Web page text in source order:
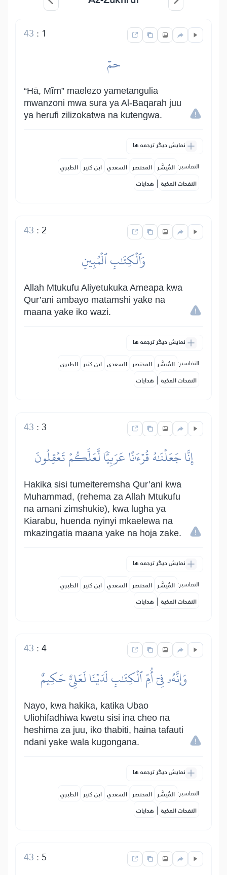
1
:
43
حمٓ
“Hā, Mĩm” maelezo yametangulia
mwanzoni mwa sura ya Al-Baqarah juu
ya herufi zilizokatwa na kutengwa.
نمایش دیگر ترجمه ها
التفاسير: المُيسَّر المختصر السعدي ابن كثير الطبري
النفحات المكية | هدايات
2
:
43
وَٱلۡكِتَٰبِ ٱلۡمُبِينِ
Allah Mtukufu Aliyetukuka Ameapa kwa
Qur’ani ambayo matamshi yake na
maana yake iko wazi.
نمایش دیگر ترجمه ها
التفاسير: المُيسَّر المختصر السعدي ابن كثير الطبري
النفحات المكية | هدايات
3
:
43
إِنَّا جَعَلۡنَٰهُ قُرۡءَٰنًا عَرَبِيّٗا لَّعَلَّكُمۡ تَعۡقِلُونَ
Hakika sisi tumeiteremsha Qur’ani kwa
Muhammad, (rehema za Allah Mtukufu
na amani zimshukie), kwa lugha ya
Kiarabu, huenda nyinyi mkaelewa na
mkazingatia maana yake na hoja zake.
نمایش دیگر ترجمه ها
التفاسير: المُيسَّر المختصر السعدي ابن كثير الطبري
النفحات المكية | هدايات
4
:
43
وَإِنَّهُۥ فِيٓ أُمِّ ٱلۡكِتَٰبِ لَدَيۡنَا لَعَلِيٌّ حَكِيمٌ
Nayo, kwa hakika, katika Ubao
Uliohifadhiwa kwetu sisi ina cheo na
heshima za juu, iko thabiti, haina tafauti
ndani yake wala kugongana.
نمایش دیگر ترجمه ها
التفاسير: المُيسَّر المختصر السعدي ابن كثير الطبري
النفحات المكية | هدايات
5
:
43